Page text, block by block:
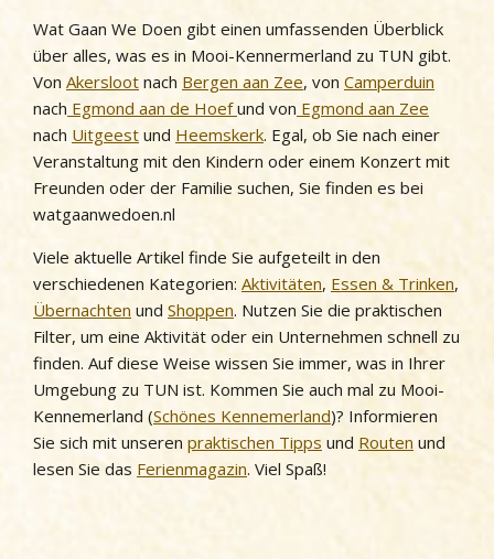
Wat Gaan We Doen gibt einen umfassenden Überblick
über alles, was es in Mooi-Kennermerland zu TUN gibt.
Von Akersloot nach Bergen aan Zee, von Camperduin
nach Egmond aan de Hoefund von Egmond aan Zee
nach Uitgeest und Heemskerk. Egal, ob Sie nach einer
Veranstaltung mit den Kindern oder einem Konzert mit
Freunden oder der Familie suchen, Sie finden es bei
watgaanwedoen.nl
Viele aktuelle Artikel finde Sie aufgeteilt in den
verschiedenen Kategorien: Aktivitäten, Essen & Trinken,
Übernachten und Shoppen. Nutzen Sie die praktischen
Filter, um eine Aktivität oder ein Unternehmen schnell zu
finden. Auf diese Weise wissen Sie immer, was in Ihrer
Umgebung zu TUN ist. Kommen Sie auch mal zu Mooi-
Kennemerland (Schönes Kennemerland)? Informieren
Sie sich mit unseren praktischen Tipps und Routen und
lesen Sie das Ferienmagazin. Viel Spaß!